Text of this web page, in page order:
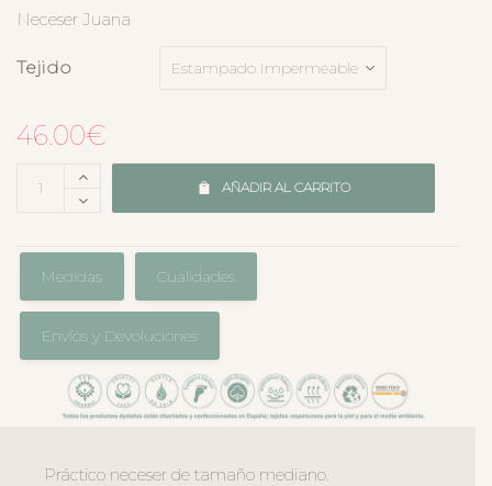
Neceser Juana
Tejido
46.00€
AÑADIR AL CARRITO
Medidas Cualidades
Envíos y Devoluciones
Práctico neceser de tamaño mediano.